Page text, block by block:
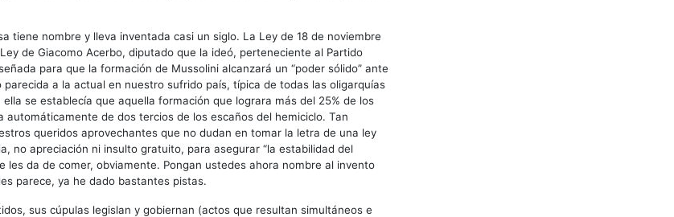
tiene nombre y lleva inventada casi un siglo. La Ley de 18 de noviembre
de Giacomo Acerbo, diputado que la ideó, perteneciente al Partido
para que la formación de Mussolini alcanzará un “poder sólido” ante
parecida a la actual en nuestro sufrido país, típica de todas las oligarquías
se establecía que aquella formación que lograra más del 25% de los
automáticamente de dos tercios de los escaños del hemiciclo. Tan
queridos aprovechantes que no dudan en tomar la letra de una ley
no apreciación ni insulto gratuito, para asegurar “la estabilidad del
les da de comer, obviamente. Pongan ustedes ahora nombre al invento
parece, ya he dado bastantes pistas.
sus cúpulas legislan y gobiernan (actos que resultan simultáneos e